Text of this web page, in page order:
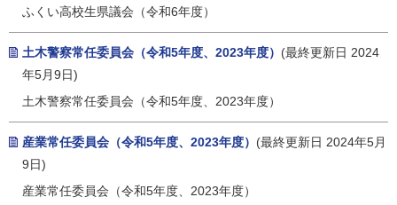
ふくい高校生県議会（令和6年度）
土木警察常任委員会（令和5年度、2023年度） (最終更新日 2024
年5月9日)
土木警察常任委員会（令和5年度、2023年度）
産業常任委員会（令和5年度、2023年度） (最終更新日 2024年5月
9日)
産業常任委員会（令和5年度、2023年度）